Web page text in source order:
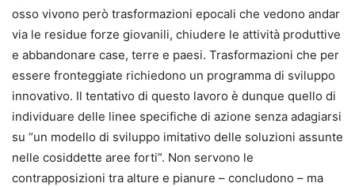
osso vivono però trasformazioni epocali che vedono andar
via le residue forze giovanili, chiudere le attività produttive
e abbandonare case, terre e paesi. Trasformazioni che per
essere fronteggiate richiedono un programma di sviluppo
innovativo. Il tentativo di questo lavoro è dunque quello di
individuare delle linee specifiche di azione senza adagiarsi
su “un modello di sviluppo imitativo delle soluzioni assunte
nelle cosiddette aree forti”. Non servono le
contrapposizioni tra alture e pianure – concludono – ma